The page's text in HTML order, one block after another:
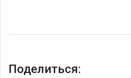
Поделиться: